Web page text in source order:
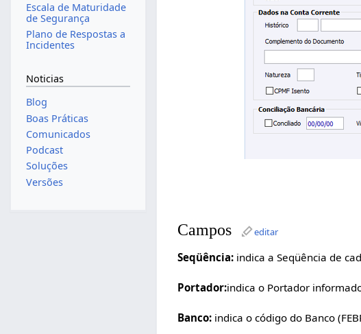
Campos editar
Seqüência: indica a Seqüência de
Portador:indica o Portador
Banco: indica o código do Banco
Escala de Maturidade
de Segurança
Plano de Respostas a
Incidentes
Noticias
Blog
Boas Práticas
Comunicados
Podcast
Soluções
Versões